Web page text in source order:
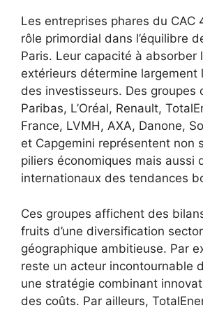
Les entreprises phares du CAC
rôle primordial dans l’équilibre
Paris. Leur capacité à absorber
extérieurs détermine largement
des investisseurs. Des groupes
Paribas, L’Oréal, Renault,
France, LVMH, AXA, Danone,
et Capgemini représentent non
piliers économiques mais aussi
internationaux des tendances
Ces groupes affichent des
fruits d’une diversification
géographique ambitieuse. Par
reste un acteur incontournable
une stratégie combinant
des coûts. Par ailleurs,